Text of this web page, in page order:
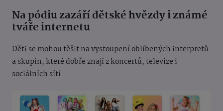
Na pódiu zazáří dětské hvězdy i známé
tváře internetu
Děti se mohou těšit na vystoupení oblíbených interpretů
a skupin, které dobře znají z koncertů, televize i
sociálních sítí.